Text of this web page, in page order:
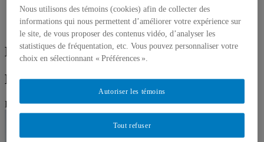
Liste des professeures et professeurs par départements et
écoles
Mettre à jour votre fiche
Maud Gendron-Langevin
Maud Gendron-Langevin
Professeure
Nous utilisons des témoins (cookies) afin de collecter des
informations qui nous permettent d’améliorer votre expérience sur
le site, de vous proposer des contenus vidéo, d’analyser les
statistiques de fréquentation, etc. Vous pouvez personnaliser votre
choix en sélectionnant « Préférences ».
Tout refuser
Autoriser les témoins